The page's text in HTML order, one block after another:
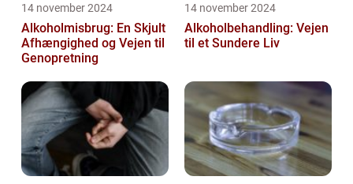
14 november 2024
Alkoholmisbrug: En Skjult
Afhængighed og Vejen til
Genopretning
14 november 2024
Alkoholbehandling: Vejen
til et Sundere Liv